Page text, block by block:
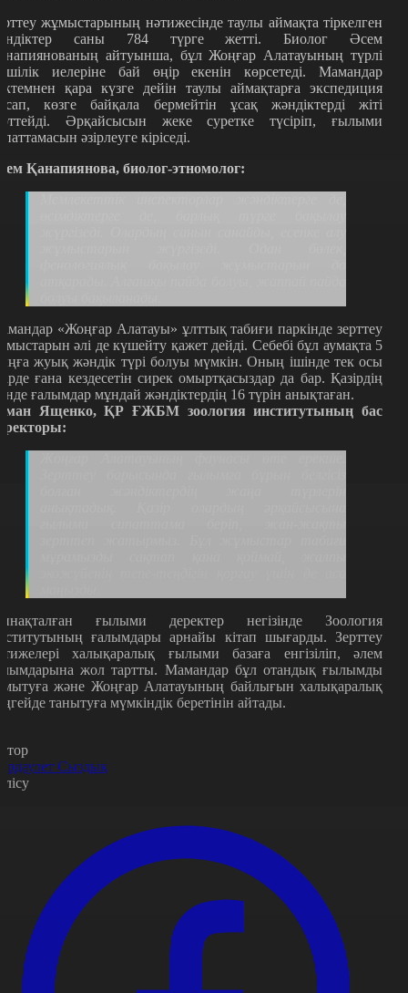
жұмыстарының нәтижесінде таулы аймақта тіркелген
саны 784 түрге жетті. Биолог Әсем
айтуынша, бұл Жоңғар Алатауының түрлі
иелеріне бай өңір екенін көрсетеді. Мамандар
қара күзге дейін таулы аймақтарға экспедиция
көзге байқала бермейтін ұсақ жәндіктерді жіті
Әрқайсысын жеке суретке түсіріп, ғылыми
әзірлеуге кіріседі.
сем Қанапиянова, биолог-этномолог:
«Жоңғар Алатауы» ұлттық табиғи паркінде зерттеу
әлі де күшейту қажет дейді. Себебі бұл аумақта 5
жуық жәндік түрі болуы мүмкін. Оның ішінде тек осы
ғана кездесетін сирек омыртқасыздар да бар. Қазірдің
ғалымдар мұндай жәндіктердің 16 түрін анықтаған.
Ященко, ҚР ҒЖБМ зоология институтының бас
ғылыми деректер негізінде Зоология
ғалымдары арнайы кітап шығарды. Зерттеу
халықаралық ғылыми базаға енгізіліп, әлем
жол тартты. Мамандар бұл отандық ғылымды
және Жоңғар Алатауының байлығын халықаралық
танытуға мүмкіндік беретінін айтады.
Сыздық